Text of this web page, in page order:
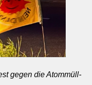
gegen die Atommüll-